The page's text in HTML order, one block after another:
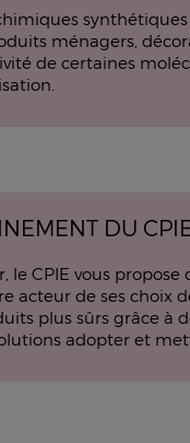
ménagers,
de certaines
DU
le CPIE vous
acteur de ses choix
plus sûrs grâce à
adopter et